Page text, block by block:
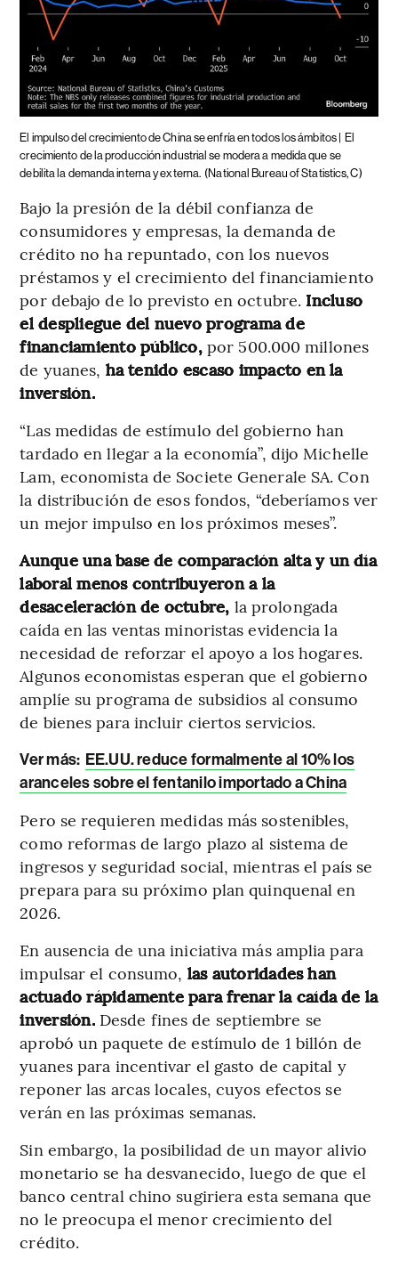
El impulso del crecimiento de China se enfría en todos los ámbitos |
El
crecimiento de la producción industrial se modera a medida que se
debilita la demanda interna y externa. (National Bureau of Statistics, C)
Bajo la presión de la débil confianza de
consumidores y empresas, la demanda de
crédito no ha repuntado, con los nuevos
préstamos y el crecimiento del financiamiento
por debajo de lo previsto en octubre. Incluso
el despliegue del nuevo programa de
financiamiento público,por 500.000 millones
de yuanes, ha tenido escaso impacto en la
inversión.
“Las medidas de estímulo del gobierno han
tardado en llegar a la economía”, dijo Michelle
Lam, economista de Societe Generale SA. Con
la distribución de esos fondos, “deberíamos ver
un mejor impulso en los próximos meses”.
Aunque una base de comparación alta y un día
laboral menos contribuyeron a la
desaceleración de octubre, la prolongada
caída en las ventas minoristas evidencia la
necesidad de reforzar el apoyo a los hogares.
Algunos economistas esperan que el gobierno
amplíe su programa de subsidios al consumo
de bienes para incluir ciertos servicios.
Ver más: EE.UU. reduce formalmente al 10% los
aranceles sobre el fentanilo importado a China
Pero se requieren medidas más sostenibles,
como reformas de largo plazo al sistema de
ingresos y seguridad social, mientras el país se
prepara para su próximo plan quinquenal en
2026.
En ausencia de una iniciativa más amplia para
impulsar el consumo, las autoridades han
actuado rápidamente para frenar la caída de la
inversión. Desde fines de septiembre se
aprobó un paquete de estímulo de 1 billón de
yuanes para incentivar el gasto de capital y
reponer las arcas locales, cuyos efectos se
verán en las próximas semanas.
Sin embargo, la posibilidad de un mayor alivio
monetario se ha desvanecido, luego de que el
banco central chino sugiriera esta semana que
no le preocupa el menor crecimiento del
crédito.